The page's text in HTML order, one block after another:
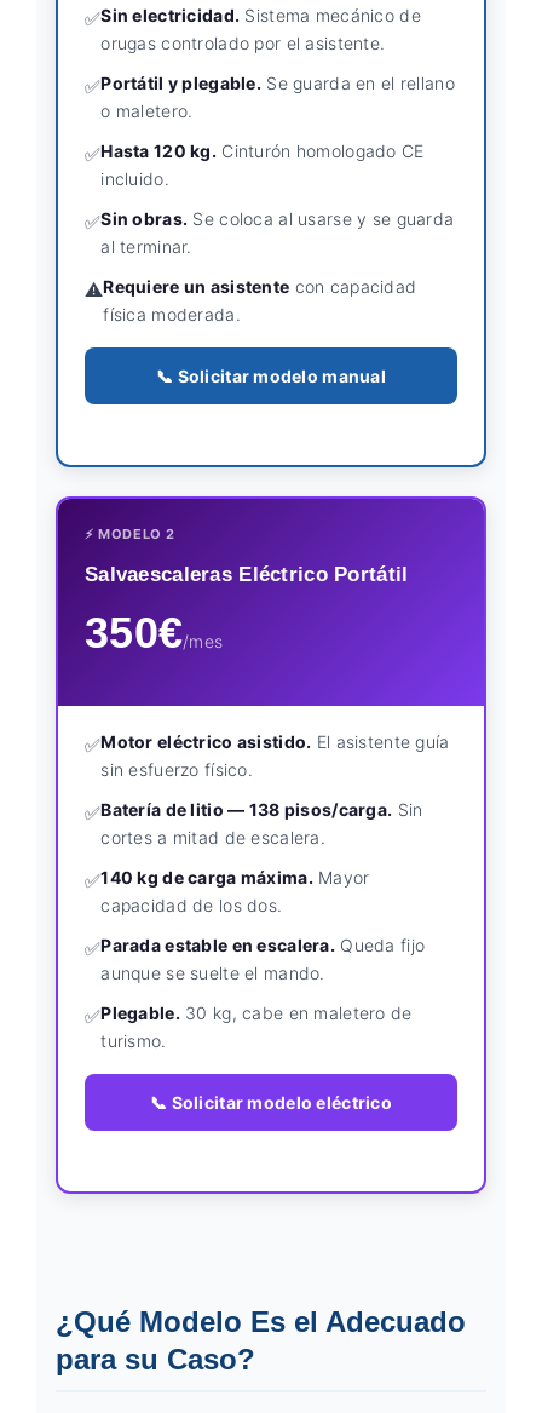
✅Sin electricidad. Sistema mecánico de
orugas controlado por el asistente.
✅Portátil y plegable. Se guarda en el rellano
o maletero.
✅Hasta 120 kg. Cinturón homologado CE
incluido.
✅Sin obras. Se coloca al usarse y se guarda
al terminar.
⚠️Requiere un asistente con capacidad
física moderada.
📞 Solicitar modelo manual
⚡ MODELO 2
Salvaescaleras Eléctrico Portátil
350€/mes
✅Motor eléctrico asistido. El asistente guía
sin esfuerzo físico.
✅Batería de litio — 138 pisos/carga. Sin
cortes a mitad de escalera.
✅140 kg de carga máxima. Mayor
capacidad de los dos.
✅Parada estable en escalera. Queda fijo
aunque se suelte el mando.
✅Plegable. 30 kg, cabe en maletero de
turismo.
📞 Solicitar modelo eléctrico
¿Qué Modelo Es el Adecuado
para su Caso?